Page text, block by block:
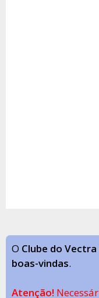
O Clube do Vectra
boas-vindas.
Atenção!